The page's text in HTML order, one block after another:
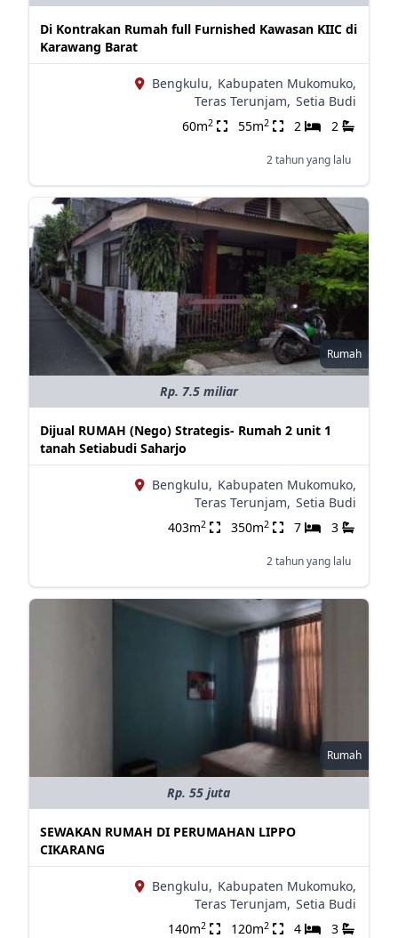
Di Kontrakan Rumah full Furnished Kawasan KIIC di
Karawang Barat
Bengkulu, Kabupaten Mukomuko,
Teras Terunjam, Setia Budi
60m2 55m2 2 2
2 tahun yang lalu
Rumah
Rp. 7.5 miliar
Dijual RUMAH (Nego) Strategis- Rumah 2 unit 1
tanah Setiabudi Saharjo
Bengkulu, Kabupaten Mukomuko,
Teras Terunjam, Setia Budi
403m2 350m2 7 3
2 tahun yang lalu
Rumah
Rp. 55 juta
SEWAKAN RUMAH DI PERUMAHAN LIPPO
CIKARANG
Bengkulu, Kabupaten Mukomuko,
Teras Terunjam, Setia Budi
140m2 120m2 4 3